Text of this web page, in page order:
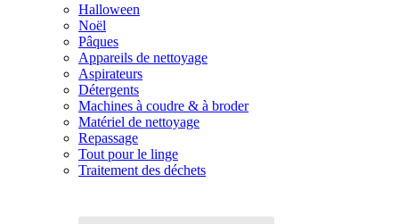
Halloween
Noël
Pâques
Appareils de nettoyage
Aspirateurs
Détergents
Machines à coudre & à broder
Matériel de nettoyage
Repassage
Tout pour le linge
Traitement des déchets